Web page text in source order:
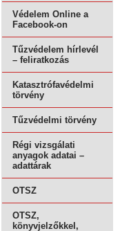
Védelem Online a
Facebook-on
Tűzvédelem hírlevél
– feliratkozás
Katasztrófavédelmi
törvény
Tűzvédelmi törvény
Régi vizsgálati
anyagok adatai –
adattárak
OTSZ
OTSZ,
könyvjelzőkkel,